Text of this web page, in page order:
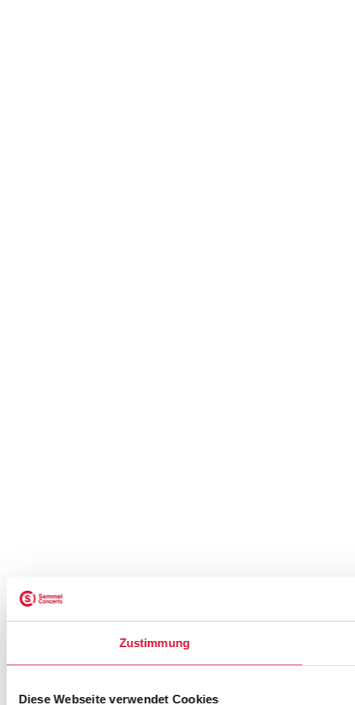
Zustimmung
Diese Webseite verwendet Cookies